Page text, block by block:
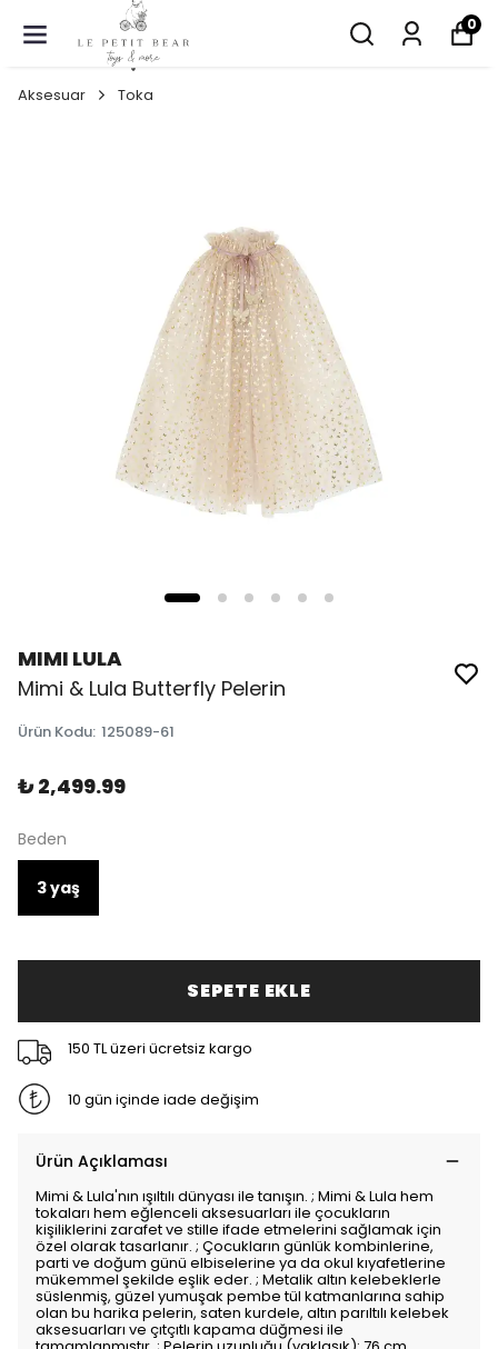
0
Aksesuar Toka
MIMI LULA
Mimi & Lula Butterfly Pelerin
Ürün Kodu: 125089-61
₺ 2,499.99
Beden
3 yaş
SEPETE EKLE
150 TL üzeri ücretsiz kargo
10 gün içinde iade değişim
Ürün Açıklaması
Mimi & Lula'nın ışıltılı dünyası ile tanışın. ; Mimi & Lula hem
tokaları hem eğlenceli aksesuarları ile çocukların
kişiliklerini zarafet ve stille ifade etmelerini sağlamak için
özel olarak tasarlanır. ; Çocukların günlük kombinlerine,
parti ve doğum günü elbiselerine ya da okul kıyafetlerine
mükemmel şekilde eşlik eder. ; Metalik altın kelebeklerle
süslenmiş, güzel yumuşak pembe tül katmanlarına sahip
olan bu harika pelerin, saten kurdele, altın parıltılı kelebek
aksesuarları ve çıtçıtlı kapama düğmesi ile